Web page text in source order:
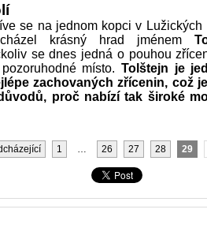
se na jednom kopci v Lužických
krásný hrad jménem
se dnes jedná o pouhou
místo. Tolštejn je
zachovaných zřícenin, což
proč nabízí tak široké
1 … 26 27 28 29